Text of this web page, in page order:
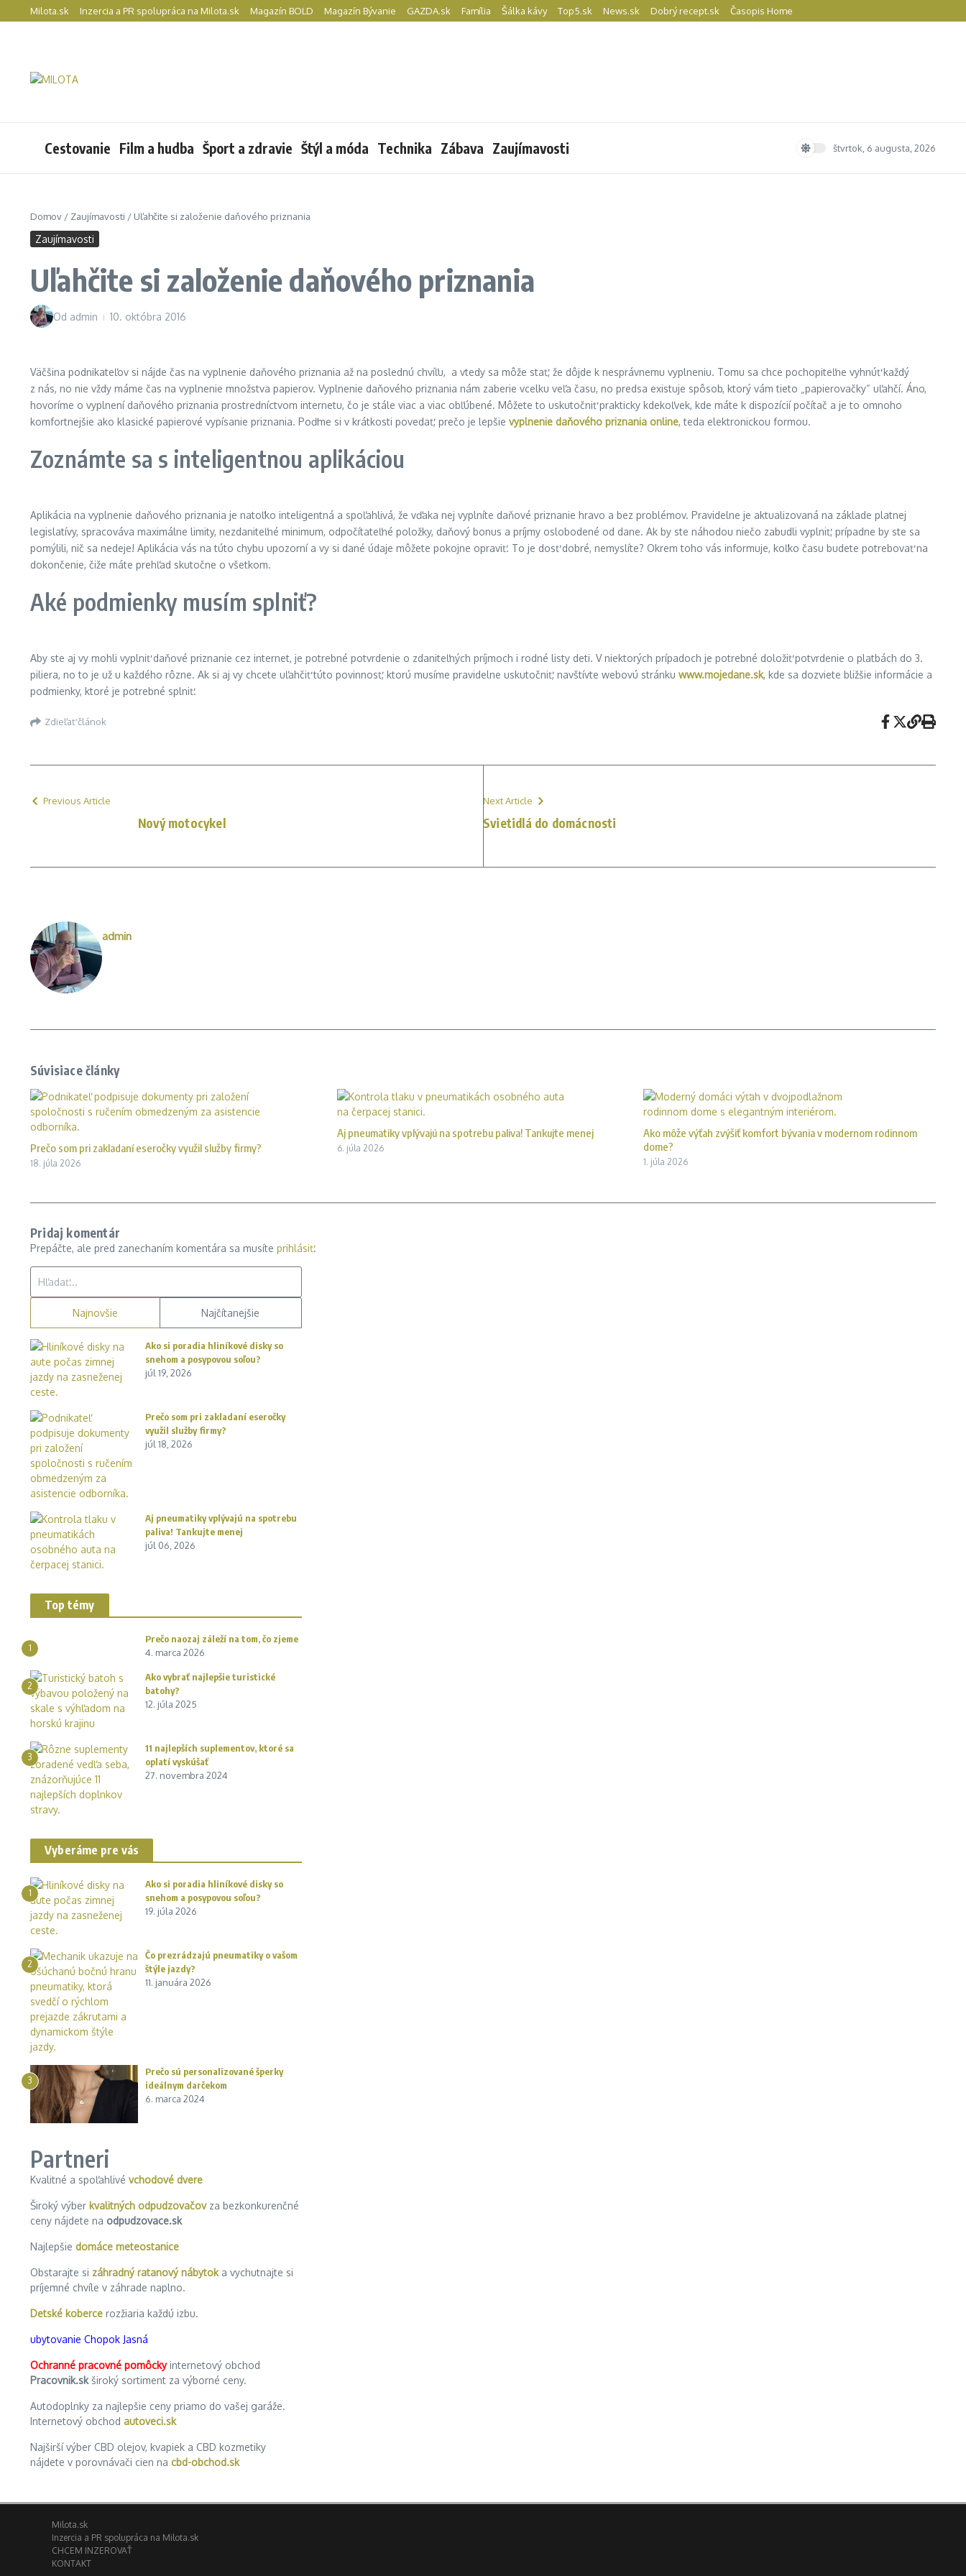
Preskočiť na obsah
Milota.sk Inzercia a PR spolupráca na Milota.sk Magazín BOLD Magazín Bývanie GAZDA.sk Família Šálka kávy Top5.sk News.sk Dobrý recept.sk Časopis Home
Cestovanie Film a hudba Šport a zdravie Štýl a móda Technika Zábava Zaujímavosti štvrtok, 6 augusta, 2026
Domov / Zaujímavosti / Uľahčite si založenie daňového priznania
Zaujímavosti
Uľahčite si založenie daňového priznania
Od admin 10. októbra 2016
Väčšina podnikateľov si nájde čas na vyplnenie daňového priznania až na poslednú chvíľu, a vtedy sa môže stať, že dôjde k nesprávnemu vyplneniu. Tomu sa chce pochopiteľne vyhnúť každý
z nás, no nie vždy máme čas na vyplnenie množstva papierov. Vyplnenie daňového priznania nám zaberie vcelku veľa času, no predsa existuje spôsob, ktorý vám tieto „papierovačky“ uľahčí. Áno,
hovoríme o vyplnení daňového priznania prostredníctvom internetu, čo je stále viac a viac obľúbené. Môžete to uskutočniť prakticky kdekoľvek, kde máte k dispozícií počítač a je to omnoho
komfortnejšie ako klasické papierové vypísanie priznania. Poďme si v krátkosti povedať, prečo je lepšie vyplnenie daňového priznania online, teda elektronickou formou.
Zoznámte sa s inteligentnou aplikáciou
Aplikácia na vyplnenie daňového priznania je natoľko inteligentná a spoľahlivá, že vďaka nej vyplníte daňové priznanie hravo a bez problémov. Pravidelne je aktualizovaná na základe platnej
legislatívy, spracováva maximálne limity, nezdaniteľné minimum, odpočítateľné položky, daňový bonus a príjmy oslobodené od dane. Ak by ste náhodou niečo zabudli vyplniť, prípadne by ste sa
pomýlili, nič sa nedeje! Aplikácia vás na túto chybu upozorní a vy si dané údaje môžete pokojne opraviť. To je dosť dobré, nemyslíte? Okrem toho vás informuje, koľko času budete potrebovať na
dokončenie, čiže máte prehľad skutočne o všetkom.
Aké podmienky musím splniť?
Aby ste aj vy mohli vyplniť daňové priznanie cez internet, je potrebné potvrdenie o zdaniteľných príjmoch i rodné listy deti. V niektorých prípadoch je potrebné doložiť potvrdenie o platbách do 3.
piliera, no to je už u každého rôzne. Ak si aj vy chcete uľahčiť túto povinnosť, ktorú musíme pravidelne uskutočniť, navštívte webovú stránku www.mojedane.sk, kde sa dozviete bližšie informácie a
podmienky, ktoré je potrebné splniť.
Zdieľať článok
Previous Article
Nový motocykel
Next Article
Svietidlá do domácnosti
admin
Súvisiace články
Prečo som pri zakladaní eseročky využil služby firmy?
18. júla 2026
Aj pneumatiky vplývajú na spotrebu paliva! Tankujte menej
6. júla 2026
Ako môže výťah zvýšiť komfort bývania v modernom rodinnom
dome?
1. júla 2026
Pridaj komentár
Prepáčte, ale pred zanechaním komentára sa musíte prihlásiť.
Najnovšie Najčítanejšie
Ako si poradia hliníkové disky so
snehom a posypovou soľou?
júl 19, 2026
Prečo som pri zakladaní eseročky
využil služby firmy?
júl 18, 2026
Aj pneumatiky vplývajú na spotrebu
paliva! Tankujte menej
júl 06, 2026
Top témy
1
Prečo naozaj záleží na tom, čo zjeme
4. marca 2026
2
Ako vybrať najlepšie turistické
batohy?
12. júla 2025
3
11 najlepších suplementov, ktoré sa
oplatí vyskúšať
27. novembra 2024
Vyberáme pre vás
1
Ako si poradia hliníkové disky so
snehom a posypovou soľou?
19. júla 2026
2
Čo prezrádzajú pneumatiky o vašom
štýle jazdy?
11. januára 2026
3
Prečo sú personalizované šperky
ideálnym darčekom
6. marca 2024
Partneri
Kvalitné a spoľahlivé vchodové dvere
Široký výber kvalitných odpudzovačovza bezkonkurenčné
ceny nájdete na odpudzovace.sk
Najlepšie domáce meteostanice
Obstarajte si záhradný ratanový nábytoka vychutnajte si
príjemné chvíle v záhrade naplno.
Detské koberce rozžiaria každú izbu.
ubytovanie Chopok Jasná
Ochranné pracovné pomôckyinternetový obchod
Pracovnik.skširoký sortiment za výborné ceny.
Autodoplnky za najlepšie ceny priamo do vašej garáže.
Internetový obchod autoveci.sk
Najširší výber CBD olejov, kvapiek a CBD kozmetiky
nájdete v porovnávači cien na cbd-obchod.sk
Milota.sk
Inzercia a PR spolupráca na Milota.sk
CHCEM INZEROVAŤ
KONTAKT